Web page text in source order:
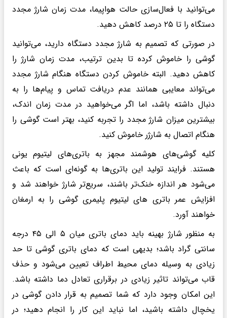
می‌توانید با فعال‌سازی حالت هواپیما، مدت زمان شارژ مجدد
دستگاه را تا ۲۵ درصد کاهش دهید.
در صورتی که تصمیم به شارژ مجدد دستگاه دارید، می‌توانید
گوشی را خاموش کرده تا بدین ترتیب، مدت زمان شارژ را
کاهش دهید. البته خاموش کردن دستگاه هنگام شارژ مجدد
می‌تواند معایبی همانند عدم دریافت تماس و پیام‌ها را به
دنبال داشته باشد، اما اگر می‌خواهید در مدت زمان اندک،
بیشترین میزان شارژ مجدد را تجربه کنید، بهتر است گوشی را
هنگام اتصال به شارژر خاموش کنید.
کلیه گوشی‌های هوشمند مجهز به باتری‌های لیتیوم یونی
هستند. فرایند تولید این باتری‌ها به گونه‌ای است که باعث
می‌شود هر اندازه خنک‌تر باشند، سریع‌تر شارژ خواهند شد و
افزایش عمر باتری های لیتیوم پلیمری گوشی را به ارمغان
خواهند آورد.
به منظور شارژ بهینه باید دمای باتری میان ۵ الی ۴۵ درجه
سانتی گراد باشد؛ بدیهی است که دمای باتری گوشی تا حد
زیادی به وسیله دمای محیط اطراف تعیین می‌شود و حذف
قاب می‌تواند تاثیر زیادی در برقراری تعادل دما داشته باشد.
این امکان وجود دارد که شما تصمیم به قرار دادن گوشی در
یخچال داشته باشید، اما نباید این کار را انجام دهید؛ در